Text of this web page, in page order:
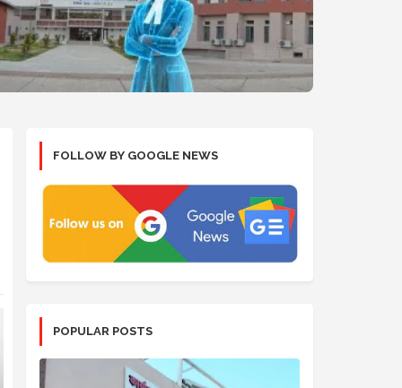
FOLLOW BY GOOGLE NEWS
POPULAR POSTS